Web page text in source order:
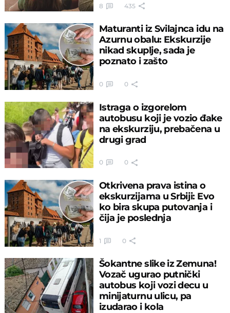
8 435
Maturanti iz Svilajnca idu na
Azurnu obalu: Ekskurzije
nikad skuplje, sada je
poznato i zašto
0 0
Istraga o izgorelom
autobusu koji je vozio đake
na ekskurziju, prebačena u
drugi grad
0 0
Otkrivena prava istina o
ekskurzijama u Srbiji: Evo
ko bira skupa putovanja i
čija je poslednja
1 0
Šokantne slike iz Zemuna!
Vozač ugurao putnički
autobus koji vozi decu u
minijaturnu ulicu, pa
izudarao i kola